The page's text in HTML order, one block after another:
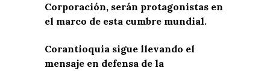
Corporación, serán protagonistas en
el marco de esta cumbre mundial.
Corantioquia sigue llevando el
mensaje en defensa de la